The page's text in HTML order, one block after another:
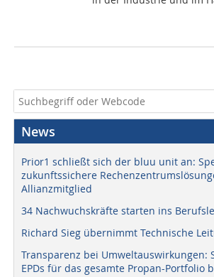
News
Prior1 schließt sich der bluu unit an:
zukunftssichere
Allianzmitglied
34 Nachwuchskräfte starten ins
Richard Sieg übernimmt Technische
Transparenz bei Umweltauswirkungen:
EPDs für das gesamte Propan-Portfolio